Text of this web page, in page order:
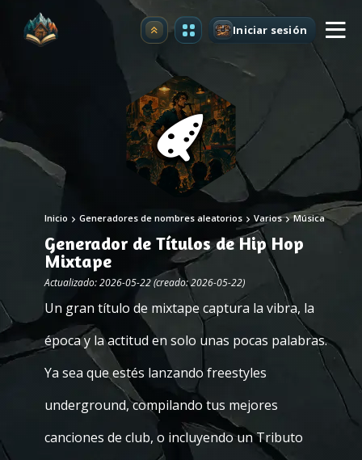
Mejorar Iniciar sesión
Inicio Generadores de nombres aleatorios Varios Música
Generador de Títulos de Hip Hop
Mixtape
Actualizado: 2026-05-22 (creado: 2026-05-22)
Un gran título de mixtape captura la vibra, la
época y la actitud en solo unas pocas palabras.
Ya sea que estés lanzando freestyles
underground, compilando tus mejores
canciones de club, o incluyendo un Tributo